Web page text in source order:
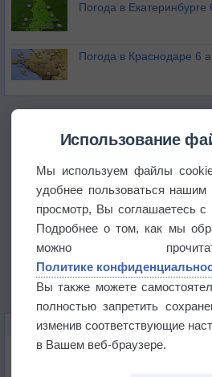
Погода в Екатеринбурге
Погода в Краснодаре 6
ЭТО ИНТЕРЕСНО
Почему северный загар
Использование
Мы используем файлы
удобнее пользоваться
просмотр, Вы соглашаетесь с
Подробнее о том, как мы
можно
Политике
Вы также можете
полностью запретить
изменив соответствующие
в Вашем веб-браузере.